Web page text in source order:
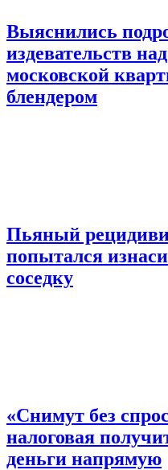
Выяснились
издевательств
московской
блендером
Пьяный
попытался
соседку
«Снимут без
налоговая
деньги напрямую